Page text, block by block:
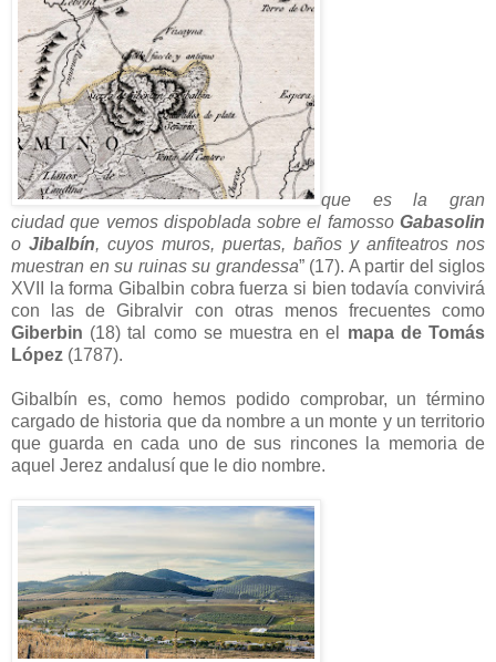
que es la gran
ciudad que vemos dispoblada sobre el famosso Gabasolin
o Jibalbín, cuyos muros, puertas, baños y anfiteatros nos
muestran en su ruinas su grandessa” (17). A partir del siglos
XVII la forma Gibalbin cobra fuerza si bien todavía convivirá
con las de Gibralvir con otras menos frecuentes como
Giberbin (18) tal como se muestra en el mapa de Tomás
López (1787).
Gibalbín es, como hemos podido comprobar, un término
cargado de historia que da nombre a un monte y un territorio
que guarda en cada uno de sus rincones la memoria de
aquel Jerez andalusí que le dio nombre.